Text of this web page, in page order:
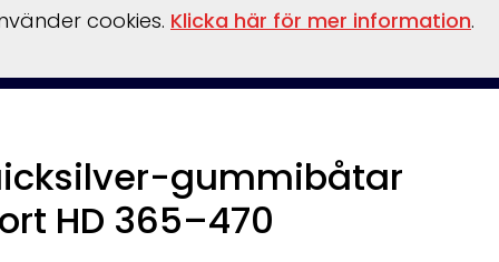
gummibåtar
HD 365–470
cookies. Klicka här för mer information.